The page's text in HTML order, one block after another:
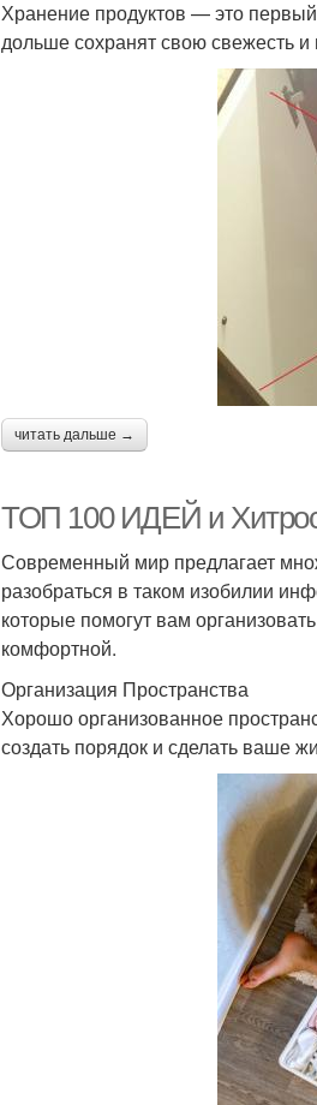
Хранение продуктов — это
дольше сохранят свою свежесть и
читать дальше →
ТОП 100 ИДЕЙ и
Современный мир предлагает
разобраться в таком изобилии
которые помогут вам
комфортной.
Организация Пространства
Хорошо организованное
создать порядок и сделать ваше